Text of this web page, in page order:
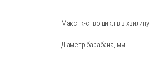
Макс. к-ство циклів в хвилину
Діаметр барабана, мм